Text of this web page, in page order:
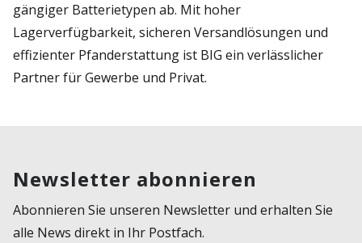
gängiger Batterietypen ab. Mit hoher
Lagerverfügbarkeit, sicheren Versandlösungen und
effizienter Pfanderstattung ist BIG ein verlässlicher
Partner für Gewerbe und Privat.
Newsletter abonnieren
Abonnieren Sie unseren Newsletter und erhalten Sie
alle News direkt in Ihr Postfach.